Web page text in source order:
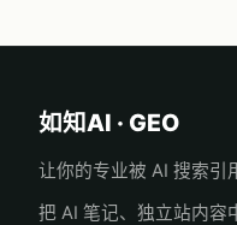
如知AI · GEO
让你的专业被 AI 搜索引
把 AI 笔记、独立站内容